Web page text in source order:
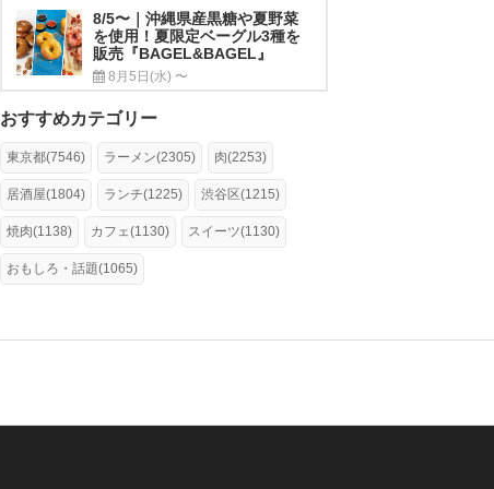
8/5〜｜沖縄県産黒糖や夏野菜
を使用！夏限定ベーグル3種を
販売『BAGEL&BAGEL』
8月5日(水) 〜
おすすめカテゴリー
東京都(7546) ラーメン(2305) 肉(2253)
居酒屋(1804) ランチ(1225) 渋谷区(1215)
焼肉(1138) カフェ(1130) スイーツ(1130)
おもしろ・話題(1065)